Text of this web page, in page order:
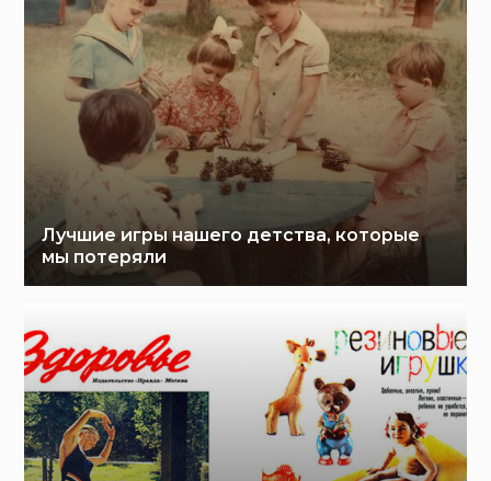
Лучшие игры нашего детства, которые
мы потеряли